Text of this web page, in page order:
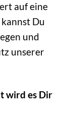
auf eine
Du
und
unserer
wird es Dir